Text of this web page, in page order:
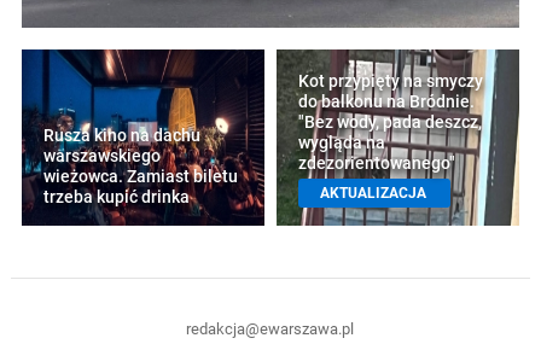
Rusza kino na dachu
warszawskiego
wieżowca. Zamiast biletu
trzeba kupić drinka
Kot przypięty na smyczy
do balkonu na Bródnie.
"Bez wody, pada deszcz,
wygląda na
zdezorientowanego"
AKTUALIZACJA
redakcja@ewarszawa.pl